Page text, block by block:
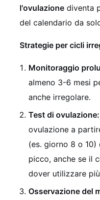
l'ovulazione diventa
del calendario da
Strategie per cicli
Monitoraggio
almeno 3-6 mesi
anche irregolare.
Test di ovulazione:
ovulazione a
(es. giorno 8 o
picco, anche se il
dover utilizzare
Osservazione del